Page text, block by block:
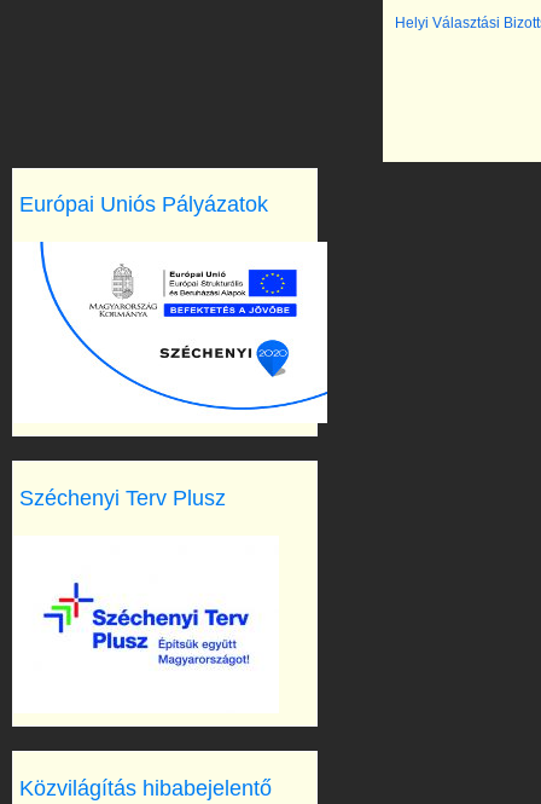
Helyi Választási
Európai Uniós Pályázatok
Széchenyi Terv Plusz
Közvilágítás hibabejelentő